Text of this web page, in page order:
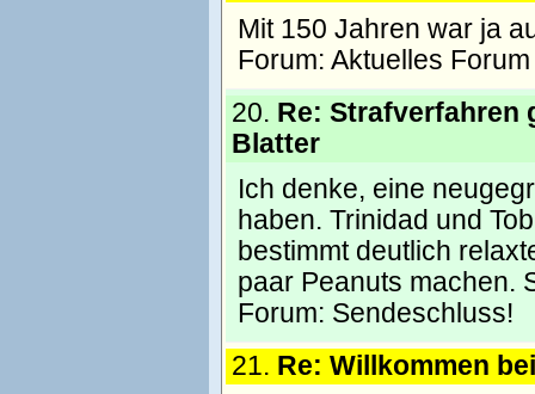
Mit 150 Jahren war ja
Forum: Aktuelles Forum
20. Re: Strafverfahren
Blatter
Ich denke, eine
haben. Trinidad und
bestimmt deutlich
paar Peanuts machen.
Forum: Sendeschluss!
21. Re: Willkommen